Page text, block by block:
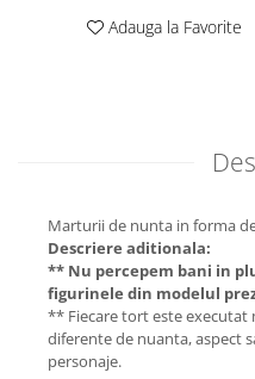
Adauga la Favorite
Marturii de nunta in forma
Descriere aditionala:
** Nu percepem bani in
figurinele din modelul
** Fiecare tort este executat
diferente de nuanta, aspect
personaje.